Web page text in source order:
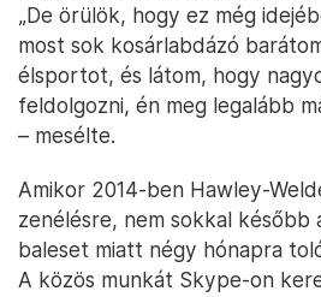
„De örülök, hogy ez még
most sok kosárlabdázó
élsportot, és látom, hogy
feldolgozni, én meg legalább
– mesélte.
Amikor 2014-ben Hawley-
zenélésre, nem sokkal később
baleset miatt négy hónapra
A közös munkát Skype-on